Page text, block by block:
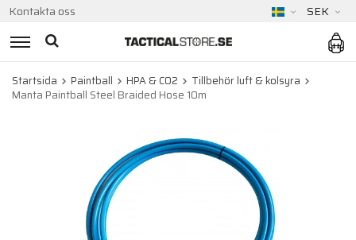
Kontakta oss SEK
Startsida Paintball HPA & CO2
Tillbehör luft & kolsyra
Manta Paintball Steel Braided Hose 10m